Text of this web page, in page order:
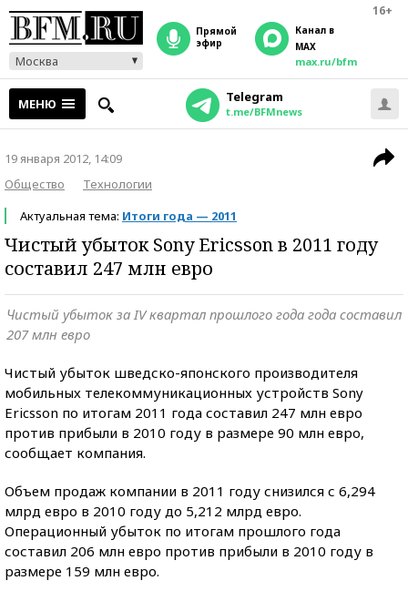
16+
Москва
прямой
эфир
Канал в
MAX
max.ru/bfm
МЕНЮ Telegram
t.me/BFMnews
19 января 2012, 14:09
Общество
Технологии
Актуальная тема: Итоги года — 2011
Чистый убыток Sony Ericsson в 2011 году
составил 247 млн евро
Чистый убыток за IV квартал прошлого года года составил
207 млн евро
Чистый убыток шведско-японского производителя
мобильных телекоммуникационных устройств Sony
Ericsson по итогам 2011 года составил 247 млн евро
против прибыли в 2010 году в размере 90 млн евро,
сообщает компания.
Объем продаж компании в 2011 году снизился с 6,294
млрд евро в 2010 году до 5,212 млрд евро.
Операционный убыток по итогам прошлого года
составил 206 млн евро против прибыли в 2010 году в
размере 159 млн евро.